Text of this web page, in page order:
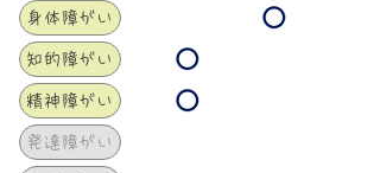
身体障がい
知的障がい
精神障がい
発達障がい